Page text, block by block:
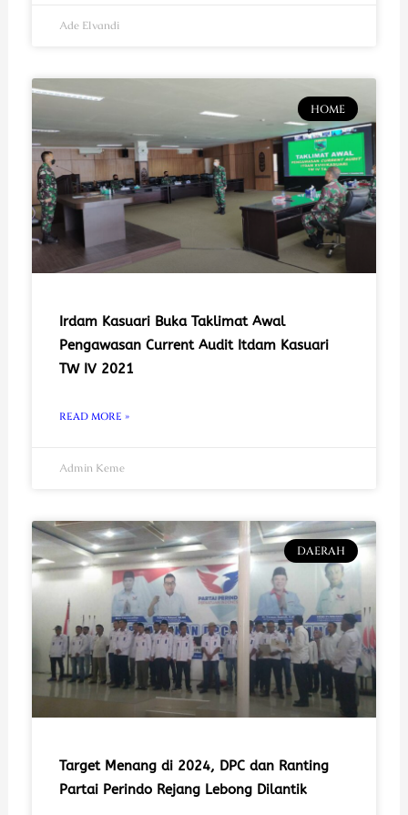
Ade Elvandi
HOME
Irdam Kasuari Buka Taklimat Awal
Pengawasan Current Audit Itdam Kasuari
TW IV 2021
READ MORE »
Admin Keme
DAERAH
Target Menang di 2024, DPC dan Ranting
Partai Perindo Rejang Lebong Dilantik